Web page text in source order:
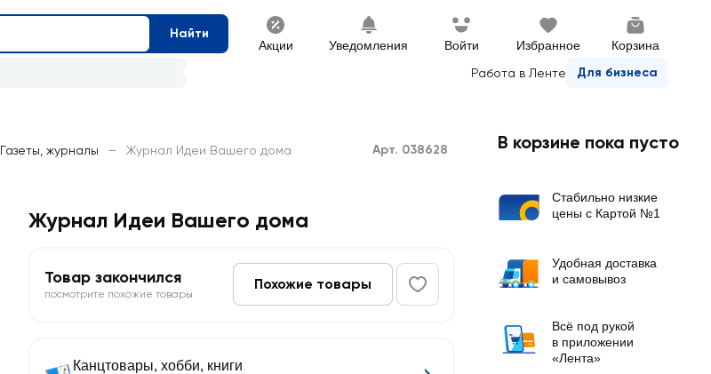
Найти
Акции Уведомления Войти Избранное Корзина
Работа в Ленте Для бизнеса
Газеты, журналы — Журнал Идеи Вашего дома Арт. 038628
Журнал Идеи Вашего дома
Товар закончился
посмотрите похожие товары
Похожие товары
Канцтовары, хобби, книги
В корзине пока пусто
Стабильно низкие
цены с Картой №1
Удобная доставка
и самовывоз
Всё под рукой
в приложении
«Лента»